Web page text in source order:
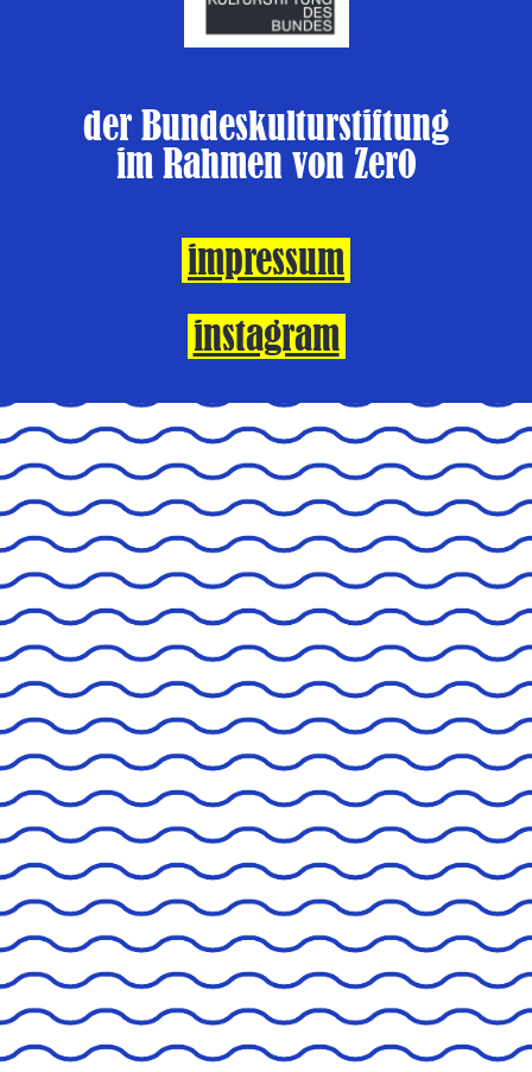
der Bundeskulturstiftung
im Rahmen von Zer0
impressum
instagram